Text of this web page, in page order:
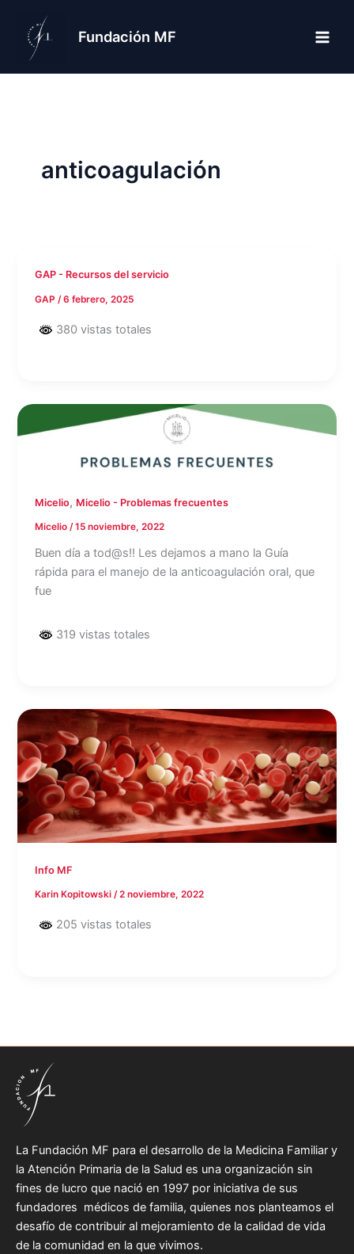
contenido
Fundación MF
anticoagulación
GAP - Recursos del servicio
GAP /6 febrero, 2025
380 vistas totales
Micelio, Micelio - Problemas frecuentes
Micelio/15 noviembre, 2022
Buen día a tod@s!! Les dejamos a mano la Guía
rápida para el manejo de la anticoagulación oral, que
fue
319 vistas totales
Info MF
Karin Kopitowski/2 noviembre, 2022
205 vistas totales
La Fundación MF para el desarrollo de la Medicina Familiar y
la Atención Primaria de la Salud es una organización sin
fines de lucro que nació en 1997 por iniciativa de sus
fundadores médicos de familia, quienes nos planteamos el
desafío de contribuir al mejoramiento de la calidad de vida
de la comunidad en la que vivimos.